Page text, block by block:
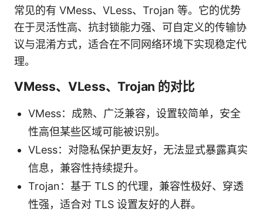
常见的有 VMess、VLess、Trojan 等。它的优势
在于灵活性高、抗封锁能力强、可自定义的传输协
议与混淆方式，适合在不同网络环境下实现稳定代
理。
VMess、VLess、Trojan 的对比
VMess：成熟、广泛兼容，设置较简单，安全
性高但某些区域可能被识别。
VLess：对隐私保护更友好，无法显式暴露真实
信息，兼容性持续提升。
Trojan：基于 TLS 的代理，兼容性极好、穿透
性强，适合对 TLS 设置友好的人群。